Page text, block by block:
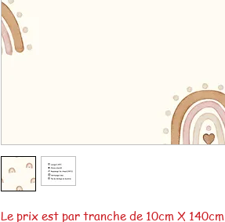
Le prix est par tranche de 10cm X 140cm